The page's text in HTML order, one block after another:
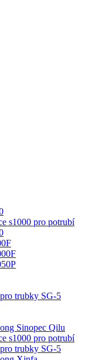
s1000 pro potrubí
trubky SG-5
Sinopec Qilu
s1000 pro potrubí
trubky SG-5